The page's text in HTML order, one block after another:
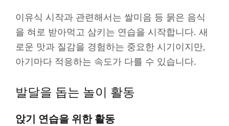
이유식 시작과 관련해서는 쌀미음 등 묽은 음식
을 혀로 받아먹고 삼키는 연습을 시작합니다. 새
로운 맛과 질감을 경험하는 중요한 시기이지만,
아기마다 적응하는 속도가 다를 수 있습니다.
발달을 돕는 놀이 활동
앉기 연습을 위한 활동